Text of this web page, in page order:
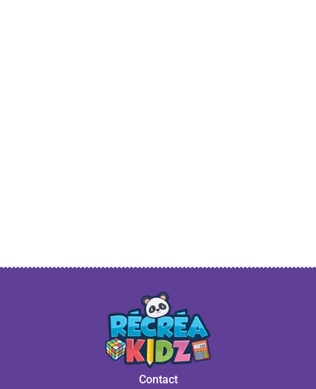
Contact